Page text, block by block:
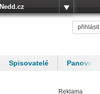
Nedd.cz
přihlásit
Spisovatelé
Panovníci